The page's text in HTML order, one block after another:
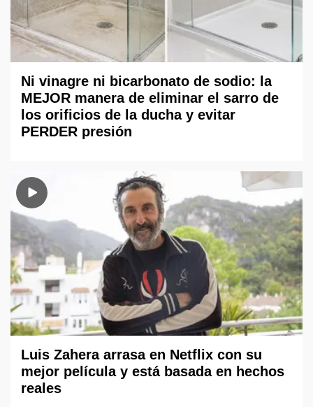
Ni vinagre ni bicarbonato de sodio: la
MEJOR manera de eliminar el sarro de
los orificios de la ducha y evitar
PERDER presión
Luis Zahera arrasa en Netflix con su
mejor película y está basada en hechos
reales